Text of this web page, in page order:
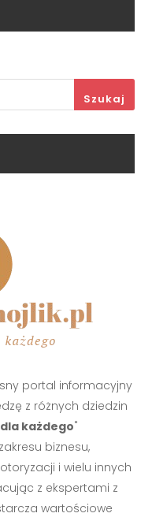
Szukaj
portal informacyjny
z różnych dziedzin
każdego"
biznesu,
i wielu innych
z ekspertami z
wartościowe